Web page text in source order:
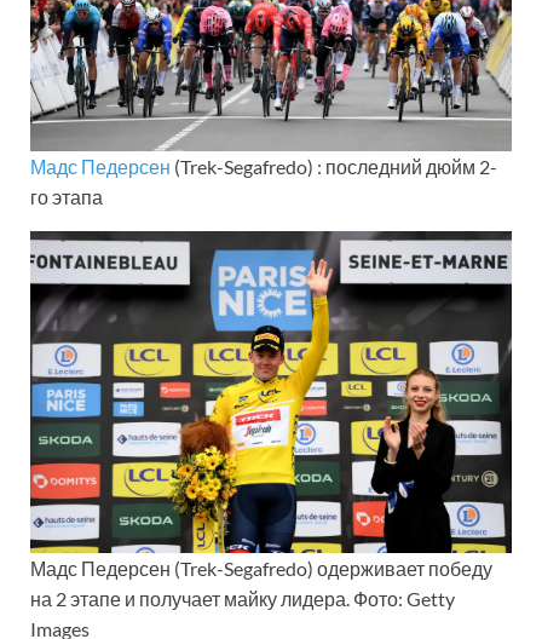
Мадс Педерсен (Trek-Segafredo) : последний дюйм 2-
го этапа
Мадс Педерсен (Trek-Segafredo) одерживает победу
на 2 этапе и получает майку лидера. Фото: Getty
Images